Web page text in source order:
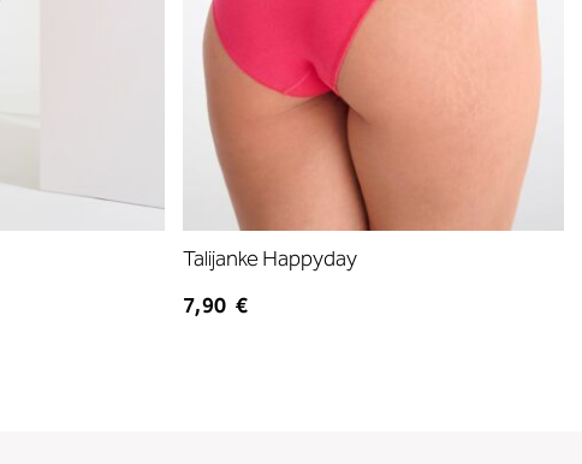
Talijanke Happyday
7,90 €